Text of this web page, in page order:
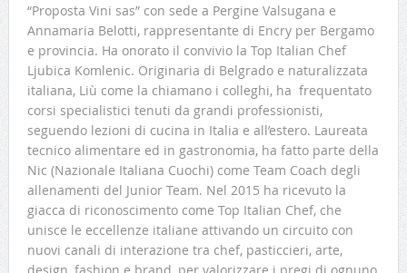
“Proposta Vini sas” con sede a Pergine Valsugana e
Annamaria Belotti, rappresentante di Encry per Bergamo
e provincia. Ha onorato il convivio la Top Italian Chef
Ljubica Komlenic. Originaria di Belgrado e naturalizzata
italiana, Liù come la chiamano i colleghi, ha frequentato
corsi specialistici tenuti da grandi professionisti,
seguendo lezioni di cucina in Italia e all’estero. Laureata
tecnico alimentare ed in gastronomia, ha fatto parte della
Nic (Nazionale Italiana Cuochi) come Team Coach degli
allenamenti del Junior Team. Nel 2015 ha ricevuto la
giacca di riconoscimento come Top Italian Chef, che
unisce le eccellenze italiane attivando un circuito con
nuovi canali di interazione tra chef, pasticcieri, arte,